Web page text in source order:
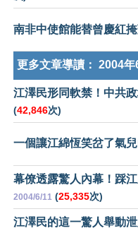
南非中使館能替曾慶紅
更多文章導讀： 2004年
江澤民形同軟禁！中共
(42,846次)
一個讓江綿恆笑岔了氣
幕僚透露驚人內幕！踩
2004/6/11 (25,335次)
江澤民的這一驚人舉動